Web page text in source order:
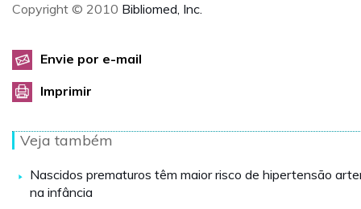
Copyright © 2010 Bibliomed, Inc.
Envie por e-mail
Imprimir
Veja também
Nascidos prematuros têm maior risco de hipertensão
na infância